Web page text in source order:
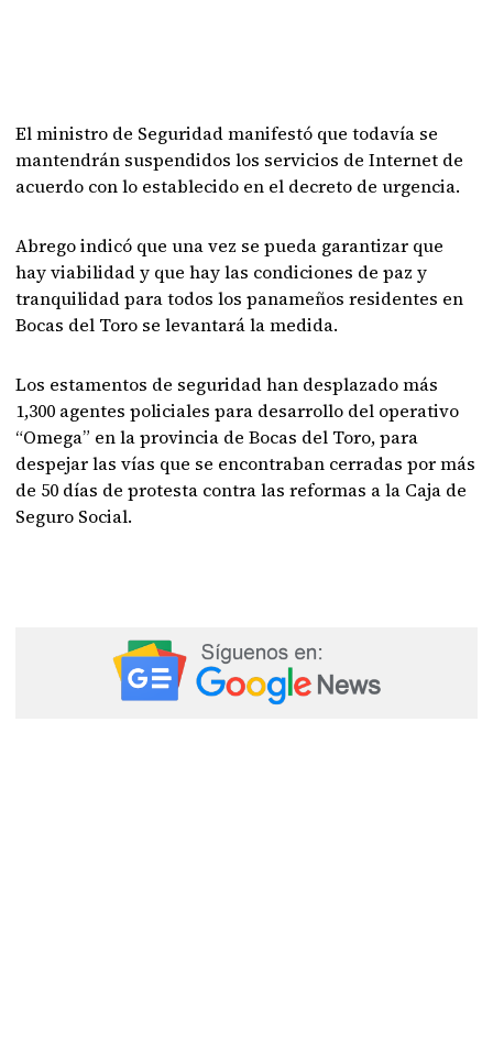
El ministro de Seguridad manifestó que todavía se
mantendrán suspendidos los servicios de Internet de
acuerdo con lo establecido en el decreto de urgencia.
Abrego indicó que una vez se pueda garantizar que
hay viabilidad y que hay las condiciones de paz y
tranquilidad para todos los panameños residentes en
Bocas del Toro se levantará la medida.
Los estamentos de seguridad han desplazado más
1,300 agentes policiales para desarrollo del operativo
“Omega” en la provincia de Bocas del Toro, para
despejar las vías que se encontraban cerradas por más
de 50 días de protesta contra las reformas a la Caja de
Seguro Social.